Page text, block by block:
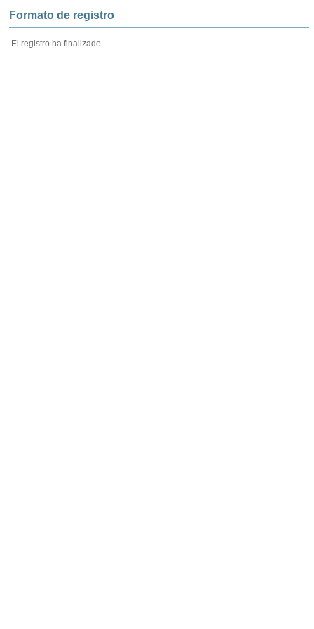
Formato de registro
El registro ha finalizado